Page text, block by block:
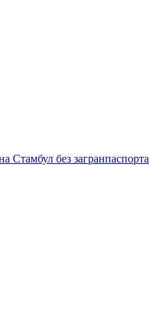
без загранпаспорта